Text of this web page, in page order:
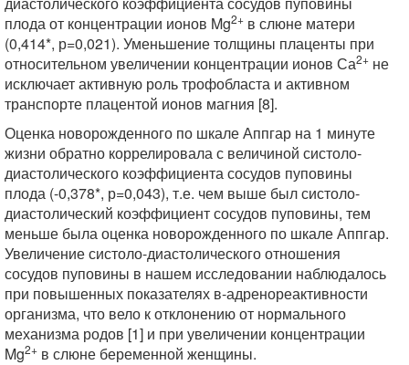
плода от концентрации ионов Mg2+ в слюне матери
(0,414*, р=0,021). Уменьшение толщины плаценты при
относительном увеличении концентрации ионов Са2+ не
исключает активную роль трофобласта и активном
транспорте плацентой ионов магния [8].
Оценка новорожденного по шкале Аппгар на 1 минуте
жизни обратно коррелировала с величиной систоло-
диастолического коэффициента сосудов пуповины
плода (-0,378*, р=0,043), т.е. чем выше был систоло-
диастолический коэффициент сосудов пуповины, тем
меньше была оценка новорожденного по шкале Аппгар.
Увеличение систоло-диастолического отношения
сосудов пуповины в нашем исследовании наблюдалось
при повышенных показателях в-адренореактивности
организма, что вело к отклонению от нормального
механизма родов [1] и при увеличении концентрации
Mg2+ в слюне беременной женщины.